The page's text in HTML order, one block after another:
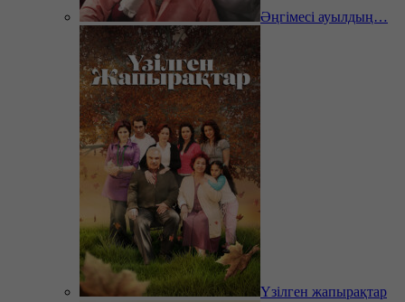
Әңгімесі ауылдың…
Үзілген жапырақтар